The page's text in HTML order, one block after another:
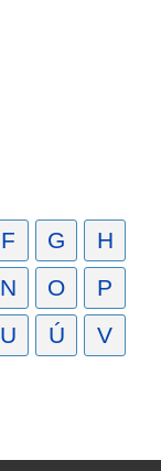
F G
H
N O
P
U Ú
V